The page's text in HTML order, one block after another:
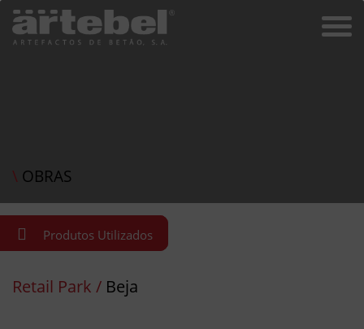
\ OBRAS
Produtos Utilizados
Retail Park / Beja